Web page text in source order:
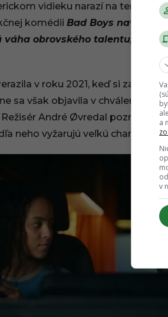
vidieku narazí na temnú
komédii Bad Boys navždy ,
váha obrovského talentu,
v roku 2021, keď si zahrala
sa však objavila v chválenom
Režisér André Øvredal
neho vyžarujú veľkú charizmu a
a
v